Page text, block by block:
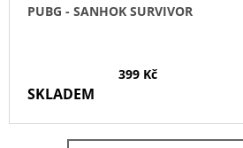
PUBG - SANHOK SURVIVOR
399 Kč
SKLADEM